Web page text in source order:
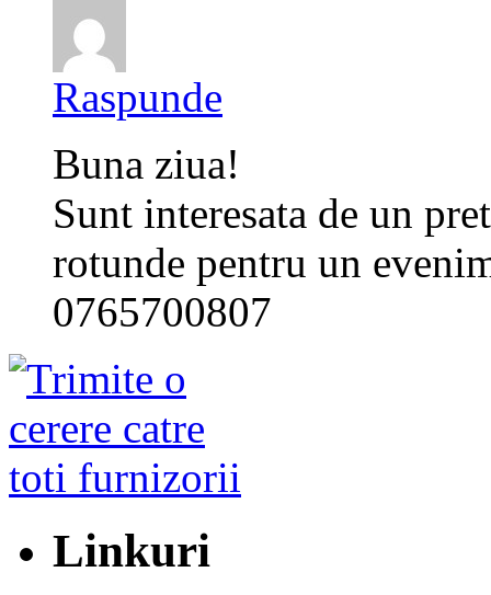
Raspunde
Buna ziua!
Sunt interesata de un
rotunde pentru un
0765700807
Linkuri